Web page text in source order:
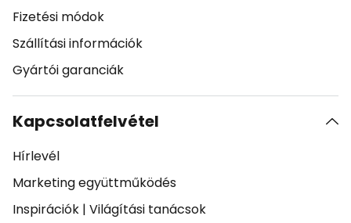
Fizetési módok
Szállítási információk
Gyártói garanciák
Kapcsolatfelvétel
Hírlevél
Marketing együttműködés
Inspirációk | Világítási tanácsok